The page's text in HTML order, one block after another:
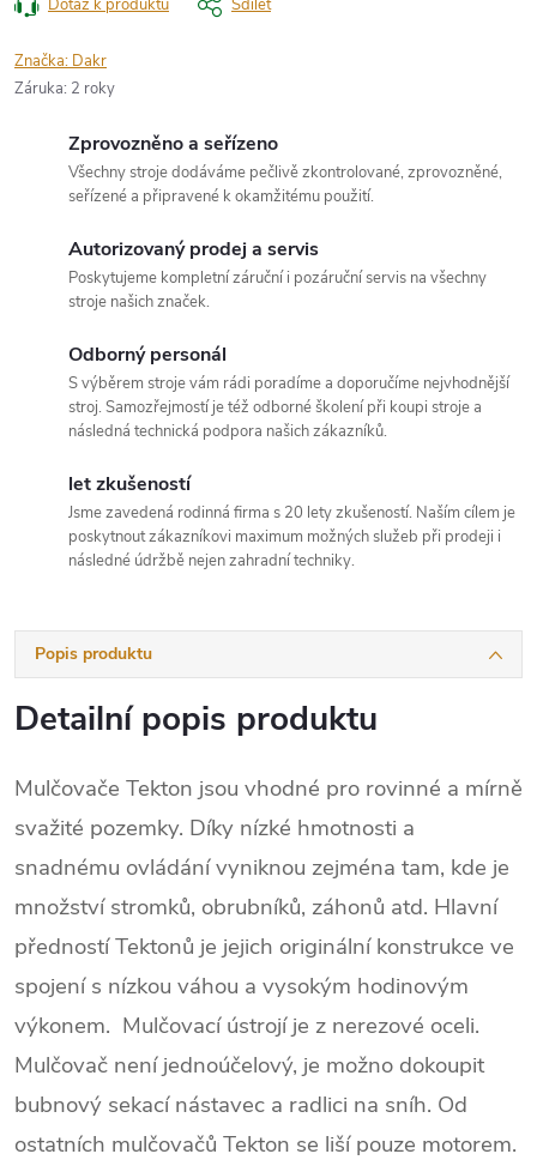
Dotaz k produktu Sdílet
Značka: Dakr
Záruka: 2 roky
Zprovozněno a seřízeno
Všechny stroje dodáváme pečlivě zkontrolované, zprovozněné,
seřízené a připravené k okamžitému použití.
Autorizovaný prodej a servis
Poskytujeme kompletní záruční i pozáruční servis na všechny
stroje našich značek.
Odborný personál
S výběrem stroje vám rádi poradíme a doporučíme nejvhodnější
stroj. Samozřejmostí je též odborné školení při koupi stroje a
následná technická podpora našich zákazníků.
let zkušeností
Jsme zavedená rodinná firma s 20 lety zkušeností. Naším cílem je
poskytnout zákazníkovi maximum možných služeb při prodeji i
následné údržbě nejen zahradní techniky.
Popis produktu
Detailní popis produktu
Mulčovače Tekton jsou vhodné pro rovinné a mírně
svažité pozemky. Díky nízké hmotnosti a
snadnému ovládání vyniknou zejména tam, kde je
množství stromků, obrubníků, záhonů atd. Hlavní
předností Tektonů je jejich originální konstrukce ve
spojení s nízkou váhou a vysokým hodinovým
výkonem. Mulčovací ústrojí je z nerezové oceli.
Mulčovač není jednoúčelový, je možno dokoupit
bubnový sekací nástavec a radlici na sníh. Od
ostatních mulčovačů Tekton se liší pouze motorem.